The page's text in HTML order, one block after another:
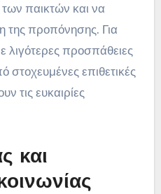
παικτών και να
της προπόνησης. Για
λιγότερες προσπάθειες
επιθετικές
τις ευκαιρίες
και